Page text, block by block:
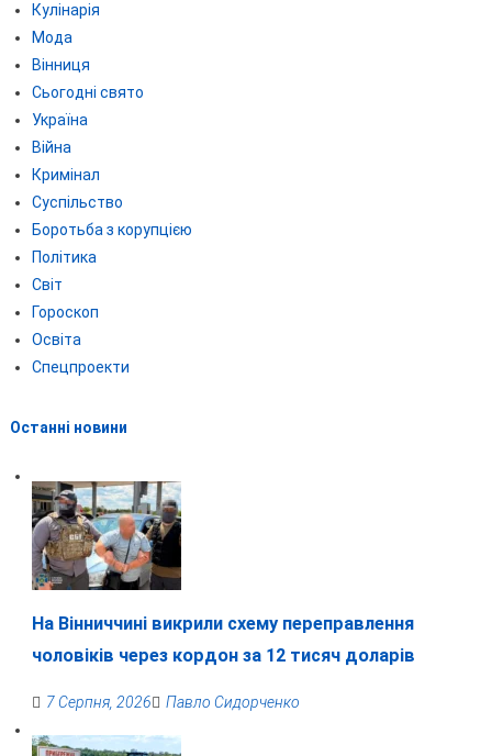
Кулінарія
Мода
Вінниця
Сьогодні свято
Україна
Війна
Кримінал
Суспільство
Боротьба з корупцією
Політика
Світ
Гороскоп
Освіта
Спецпроекти
Останні новини
На Вінниччині викрили схему переправлення
чоловіків через кордон за 12 тисяч доларів
7 Серпня, 2026 Павло Сидорченко